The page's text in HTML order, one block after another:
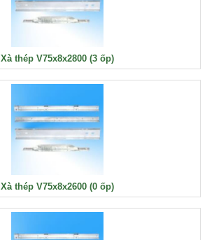
Xà thép V75x8x2800 (3 ốp)
Xà thép V75x8x2600 (0 ốp)